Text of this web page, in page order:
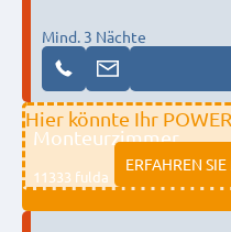
Mind. 3 Nächte
Hier könnte Ihr
ERFAHREN
Monteurzimmer
11333 fulda